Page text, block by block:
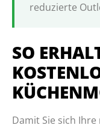
reduzierte
SO
Damit Sie sich